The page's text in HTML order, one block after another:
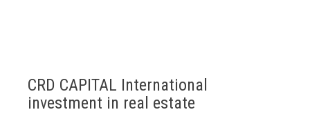
CRD CAPITAL International
investment in real estate